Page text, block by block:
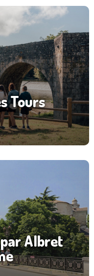
Tours
Albret